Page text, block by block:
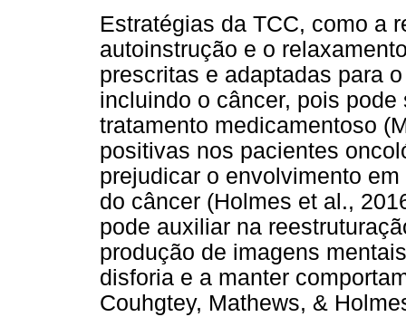
Estratégias da TCC, como a
autoinstrução e o
prescritas e adaptadas para
incluindo o câncer, pois
tratamento medicamentoso
positivas nos pacientes
prejudicar o envolvimento
do câncer (Holmes et al.,
pode auxiliar na
produção de imagens
disforia e a manter
Couhgtey, Mathews, &